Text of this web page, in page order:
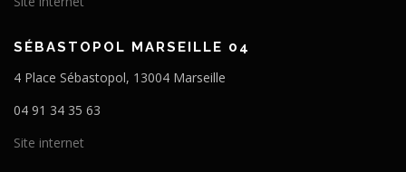
SÉBASTOPOL MARSEILLE 04
4 Place Sébastopol, 13004 Marseille
04 91 34 35 63
Site internet